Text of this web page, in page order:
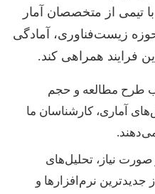
تیمی از متخصصان آمار
زیست‌فناوری، آمادگی
فرایند همراهی کند.
طرح مطالعه و حجم
آماری، کارشناسان ما
صورت نیاز، تحلیل‌های
جدیدترین نرم‌افزارها و